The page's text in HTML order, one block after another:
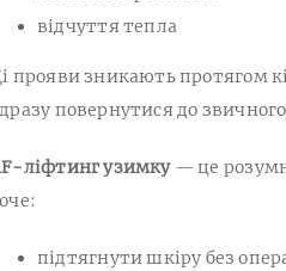
відчуття тепла
прояви зникають протягом
повернутися до
ліфтинг узимку— це
підтягнути шкіру без